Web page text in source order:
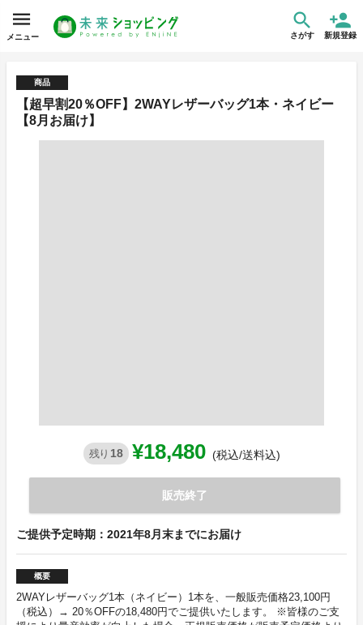
メニュー さがす 新規登録
商品
【超早割20％OFF】2WAYレザーバッグ1本・ネイビー
【8月お届け】
残り 18 ¥18,480 (税込/送料込)
販売終了
ご提供予定時期：2021年8月末までにお届け
概要
2WAYレザーバッグ1本（ネイビー）1本を、一般販売価格23,100円
（税込）→ 20％OFFの18,480円でご提供いたします。 ※皆様のご支